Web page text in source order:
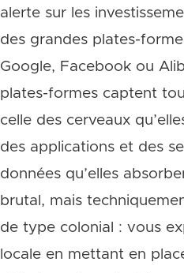
alerte sur les
des grandes plates-
Google, Facebook ou
plates-formes captent
celle des cerveaux
des applications et des
données qu’elles
brutal, mais
de type colonial : vous
locale en mettant en